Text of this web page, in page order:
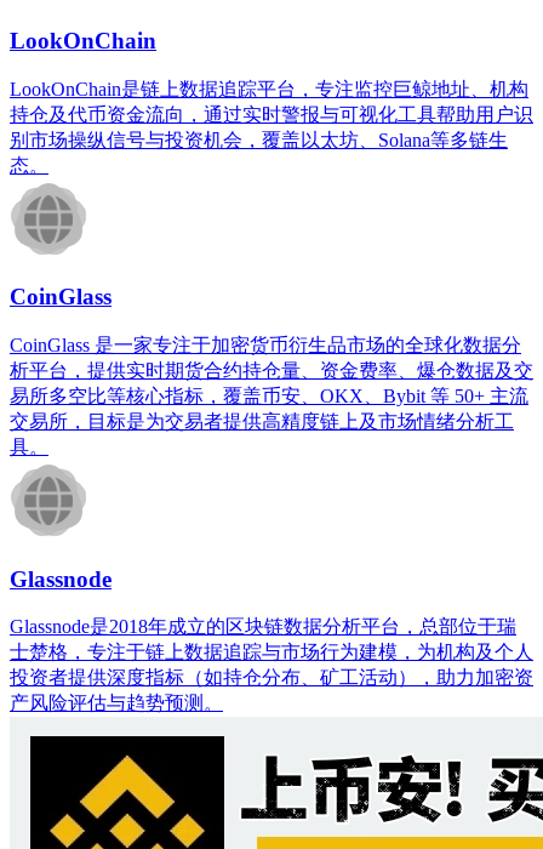
LookOnChain
LookOnChain是链上数据追踪平台，专注监控巨鲸地址、机构
持仓及代币资金流向，通过实时警报与可视化工具帮助用户识
别市场操纵信号与投资机会，覆盖以太坊、Solana等多链生
态。
CoinGlass
CoinGlass 是一家专注于加密货币衍生品市场的全球化数据分
析平台，提供实时期货合约持仓量、资金费率、爆仓数据及交
易所多空比等核心指标，覆盖币安、OKX、Bybit 等 50+ 主流
交易所，目标是为交易者提供高精度链上及市场情绪分析工
具。
Glassnode
Glassnode是2018年成立的区块链数据分析平台，总部位于瑞
士楚格，专注于链上数据追踪与市场行为建模，为机构及个人
投资者提供深度指标（如持仓分布、矿工活动），助力加密资
产风险评估与趋势预测。